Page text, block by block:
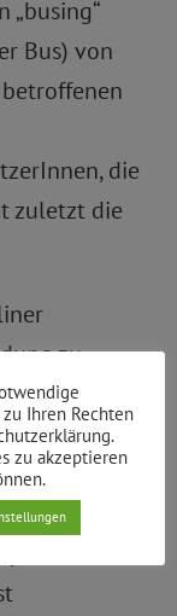
Bus) von
die
zuletzt die
zu
allen
die
Ihren Rechten
zu akzeptieren